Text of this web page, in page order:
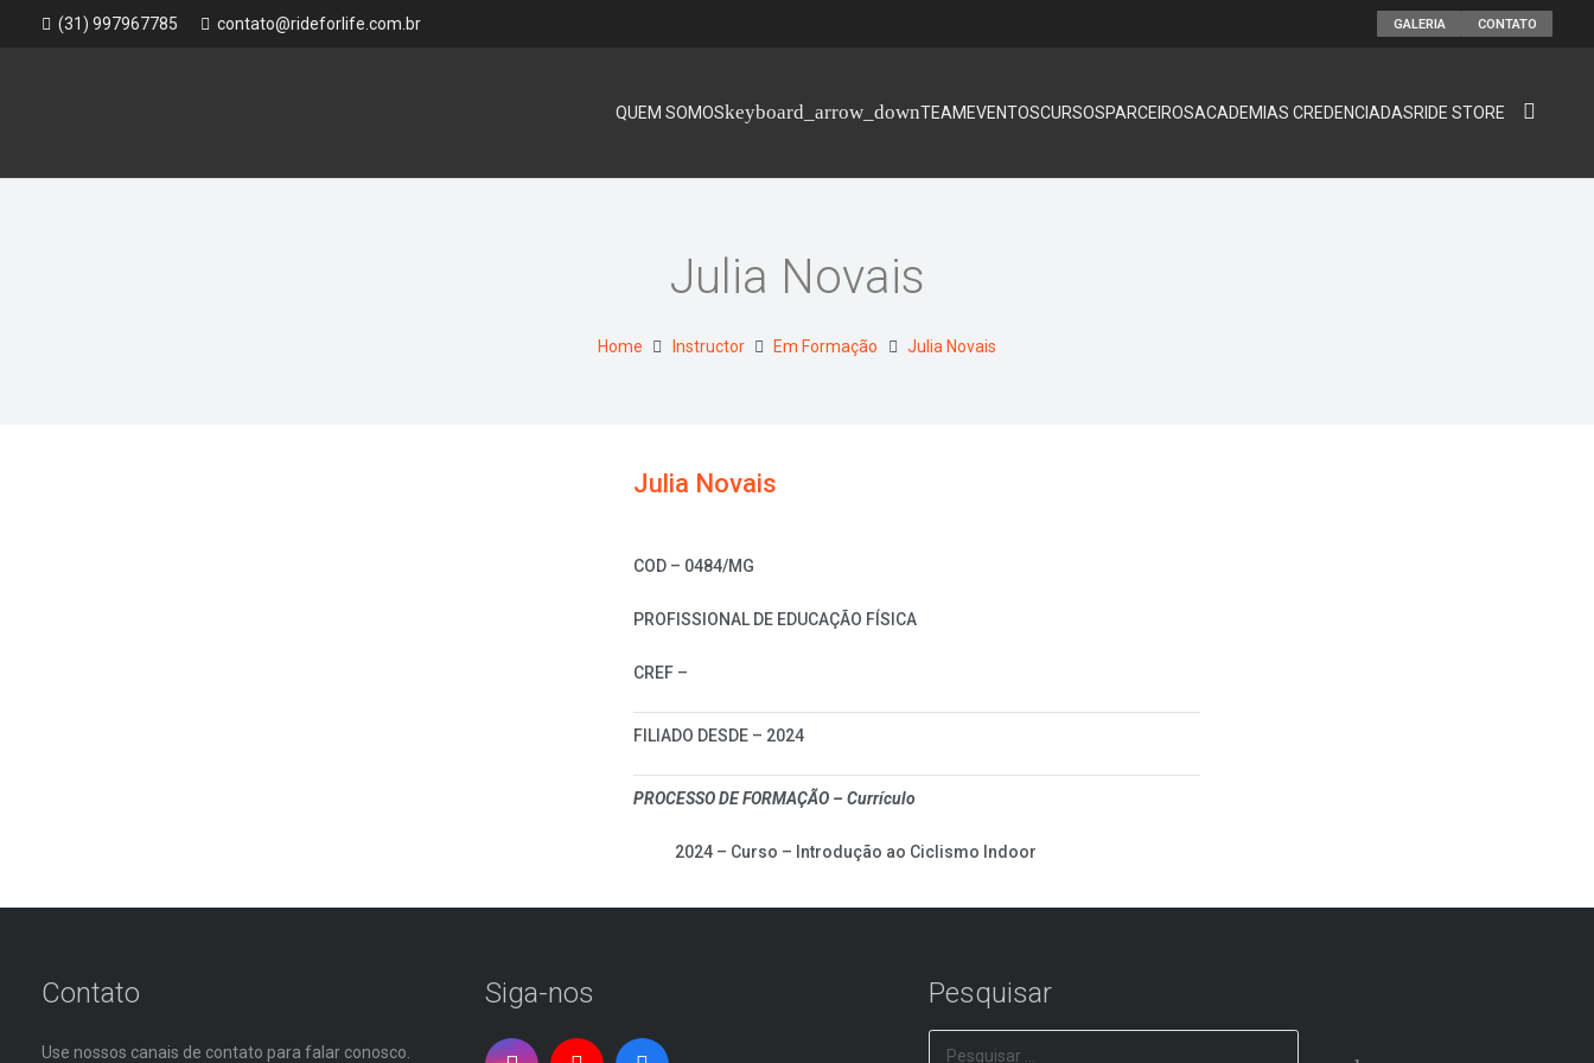
(31) 997967785 contato@rideforlife.com.br GALERIA CONTATO
QUEM SOMOS TEAM EVENTOSCURSOSPARCEIROSACADEMIAS CREDENCIADASRIDE STORE
Julia Novais
Home Instructor Em Formação Julia Novais
Julia Novais
COD – 0484/MG
PROFISSIONAL DE EDUCAÇÃO FÍSICA
CREF –
FILIADO DESDE – 2024
PROCESSO DE FORMAÇÃO – Currículo
2024 – Curso – Introdução ao Ciclismo Indoor
Contato
Use nossos canais de contato para falar conosco.
Siga-nos Pesquisar